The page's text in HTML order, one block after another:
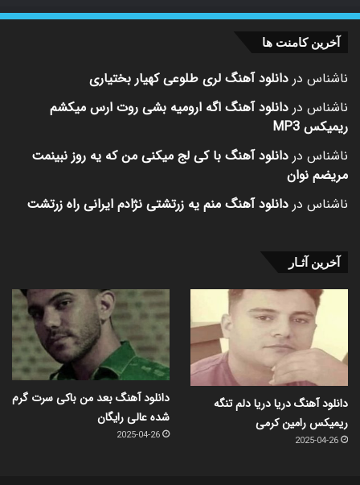
آخرین کامنت ها
ناشناس در دانلود آهنگ لری طلوعی کهیار بختیاری
ناشناس در دانلود آهنگ اگه ارومیه بشی روت ارس میکشم
ریمیکس MP3
ناشناس در دانلود آهنگ با کی لج میکنی من که یه روز نبینمت
مریضم نوان
ناشناس در دانلود آهنگ منم یه زرتشتی نژادم ایرانی راه زرتشت
آخرین آثـار
دانلود آهنگ دریا دریا دلم تنگه
ریمیکس رامین کرمی
2025-04-26
دانلود آهنگ بعد من باکی سرت گرم
شده عالی رایگان
2025-04-26